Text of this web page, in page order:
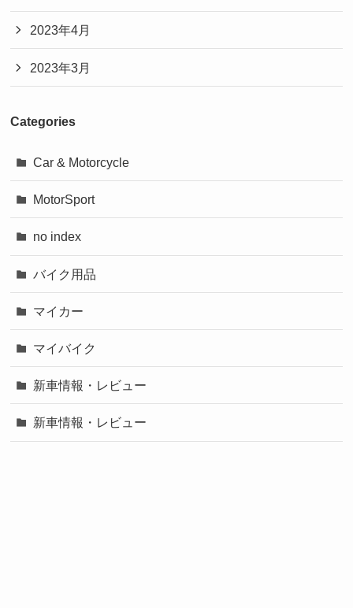
2023年4月
2023年3月
Categories
Car & Motorcycle
MotorSport
no index
バイク用品
マイカー
マイバイク
新車情報・レビュー
新車情報・レビュー